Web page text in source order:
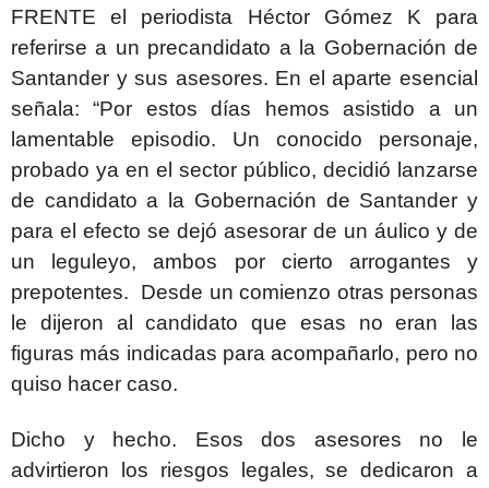
FRENTE el periodista Héctor Gómez K para
referirse a un precandidato a la Gobernación de
Santander y sus asesores. En el aparte esencial
señala: “Por estos días hemos asistido a un
lamentable episodio. Un conocido personaje,
probado ya en el sector público, decidió lanzarse
de candidato a la Gobernación de Santander y
para el efecto se dejó asesorar de un áulico y de
un leguleyo, ambos por cierto arrogantes y
prepotentes. Desde un comienzo otras personas
le dijeron al candidato que esas no eran las
figuras más indicadas para acompañarlo, pero no
quiso hacer caso.
Dicho y hecho. Esos dos asesores no le
advirtieron los riesgos legales, se dedicaron a